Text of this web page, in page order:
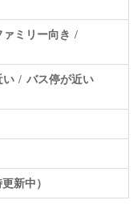
ァミリー向き
い バス停が近い
新中）